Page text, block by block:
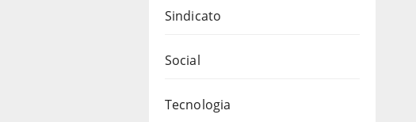
Sindicato
Social
Tecnologia